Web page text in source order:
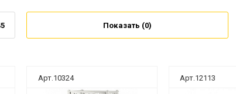
Показать (0)
Арт.10324 Арт.12113